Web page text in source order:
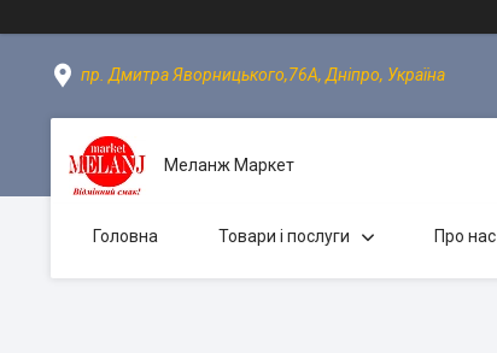
пр. Дмитра Яворницького,76А, Дніпро, Україна
Меланж Маркет
Головна Товари і послуги Про нас